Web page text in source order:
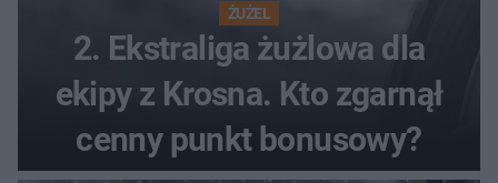
ŻUŻEL
2. Ekstraliga żużlowa dla
ekipy z Krosna. Kto zgarnął
cenny punkt bonusowy?